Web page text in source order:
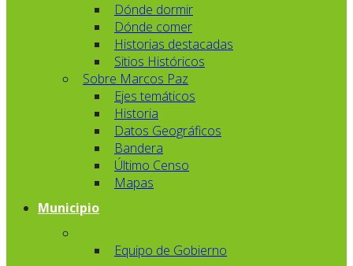
Dónde dormir
Dónde comer
Historias destacadas
Sitios Históricos
Sobre Marcos Paz
Ejes temáticos
Historia
Datos Geográficos
Bandera
Último Censo
Mapas
Municipio
Equipo de Gobierno